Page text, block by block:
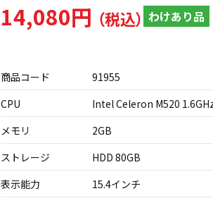
14,080円 わけあり品
商品コード
91955
CPU
Intel Celeron M520
メモリ
2GB
ストレージ
HDD 80GB
表示能力
15.4インチ